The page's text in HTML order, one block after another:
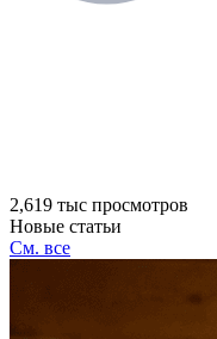
2,619 тыс просмотров
Новые статьи
См. все